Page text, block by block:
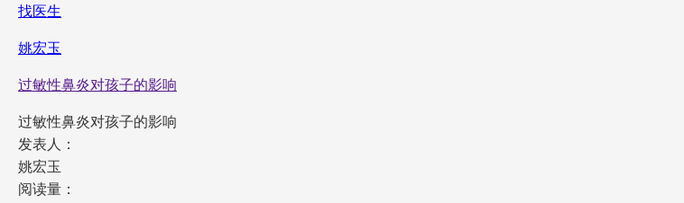
找医生
姚宏玉
过敏性鼻炎对孩子的影响
过敏性鼻炎对孩子的影响
发表人：
姚宏玉
阅读量：